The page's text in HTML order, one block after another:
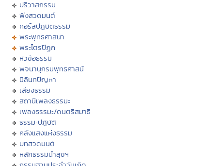
ปริวาสกรรม
ฟังสวดมนต์
คอร์สปฏิบัติธรรม
พระพุทธศาสนา
พระไตรปิฏก
หัวข้อธรรม
พจนานุกรมพุทธศาสน์
มิลินทปัญหา
เสียงธรรม
สถานีเพลงธรรมะ
เพลงธรรมะ/ดนตรีสมาธิ
ธรรมะปฏิบัติ
คลังแสงแห่งธรรม
บทสวดมนต์
หลักธรรมนำสุขฯ